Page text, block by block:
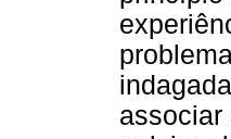
associar